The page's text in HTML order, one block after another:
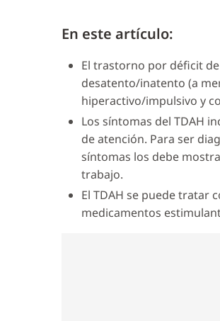
En este artículo:
El trastorno por déficit
desatento/inatento (a
hiperactivo/impulsivo y
Los síntomas del TDAH
de atención. Para ser
síntomas los debe
trabajo.
El TDAH se puede tratar
medicamentos